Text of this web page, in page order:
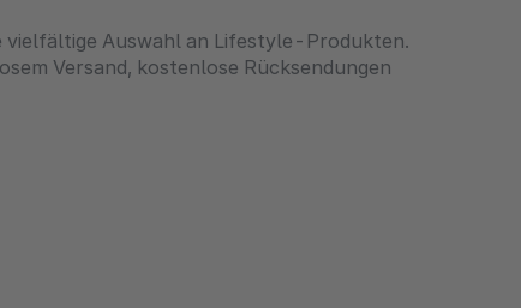
vielfältige Auswahl an Lifestyle-Produkten.
Versand, kostenlose Rücksendungen